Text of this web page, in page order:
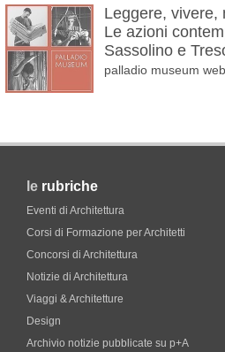
Leggere, vivere,
Le azioni
Sassolino e
palladio museum
le rubriche
Eventi di Architettura
Corsi di Formazione per Architetti
Concorsi di Architettura
Notizie di Architettura
Viaggi & Architetture
Design
Archivio notizie pubblicate su p+A